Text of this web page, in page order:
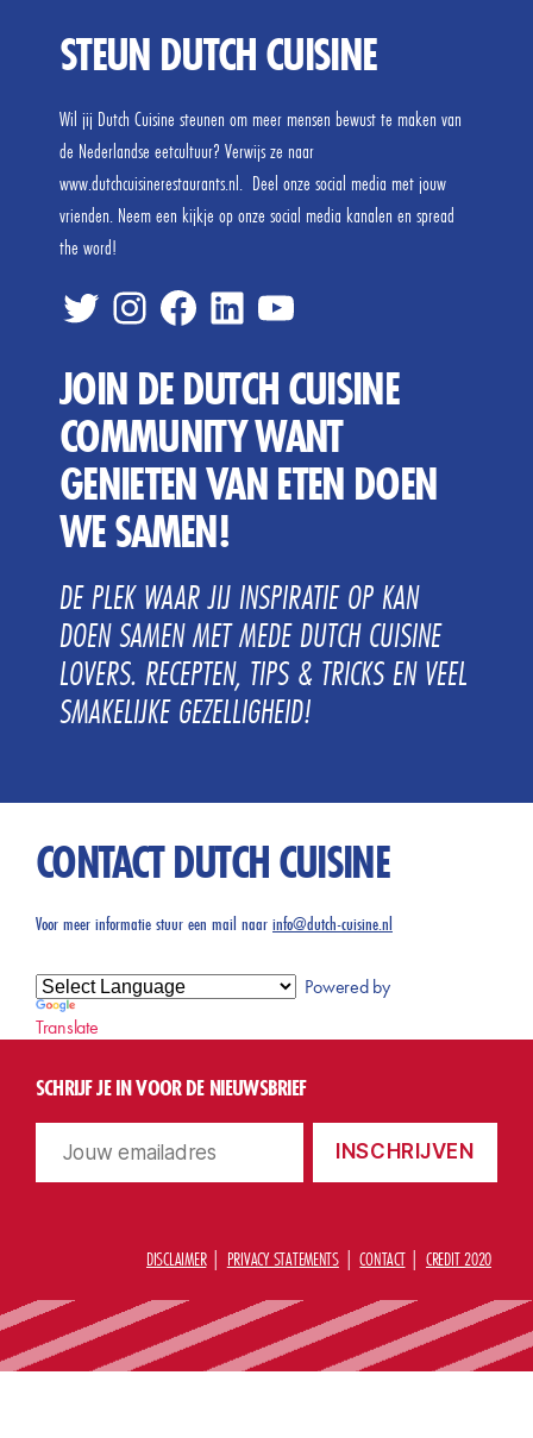
STEUN DUTCH CUISINE
Wil jij Dutch Cuisine steunen om meer mensen bewust te maken van
de Nederlandse eetcultuur? Verwijs ze naar
www.dutchcuisinerestaurants.nl. Deel onze social media met jouw
vrienden. Neem een kijkje op onze social media kanalen en spread
the word!
twitterinste FB linkedtube
JOIN DE DUTCH CUISINE
COMMUNITY WANT
GENIETEN VAN ETEN DOEN
WE SAMEN!
DE PLEK WAAR JIJ INSPIRATIE OP KAN
DOEN SAMEN MET MEDE DUTCH CUISINE
LOVERS. RECEPTEN, TIPS & TRICKS EN VEEL
SMAKELIJKE GEZELLIGHEID!
CONTACT DUTCH CUISINE
Voor meer informatie stuur een mail naarinfo@dutch-cuisine.nl
Powered by
Translate
SCHRIJF JE IN VOOR DE NIEUWSBRIEF
DISCLAIMER PRIVACY STATEMENTS CONTACT CREDIT 2020
©
0
O
m
h